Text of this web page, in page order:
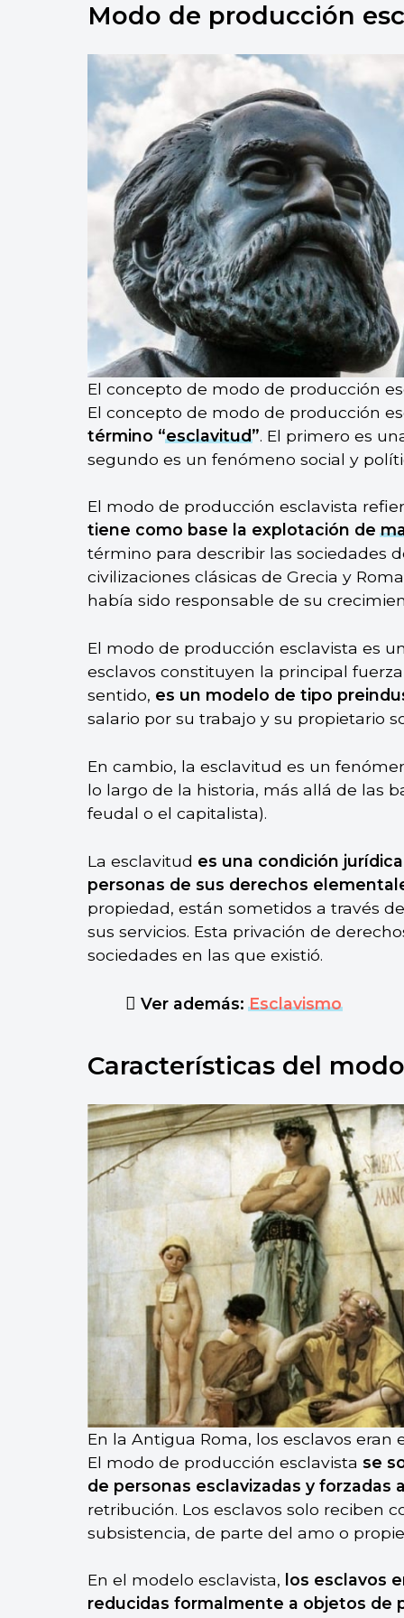
promovió la creación del modo de
Modo de producción
El concepto de modo de producción
El concepto de modo de producción
término “esclavitud”. El primero es
segundo es un fenómeno social y
El modo de producción esclavista
tiene como base la explotación de
término para describir las sociedades
civilizaciones clásicas de Grecia y
había sido responsable de su
El modo de producción esclavista es
esclavos constituyen la principal
sentido, es un modelo de tipo
salario por su trabajo y su propietario
En cambio, la esclavitud es un
lo largo de la historia, más allá de las
feudal o el capitalista).
La esclavitud es una condición
personas de sus derechos
propiedad, están sometidos a través
sus servicios. Esta privación de
sociedades en las que existió.
Ver además:Esclavismo
Características del
En la Antigua Roma, los esclavos
El modo de producción esclavista se
de personas esclavizadas y forzadas
retribución. Los esclavos solo reciben
subsistencia, de parte del amo o
En el modelo esclavista, los esclavos
reducidas formalmente a objetos de